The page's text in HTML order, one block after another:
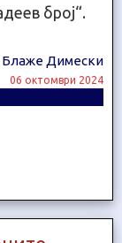
број“.
Блаже Димески
06 октомври 2024